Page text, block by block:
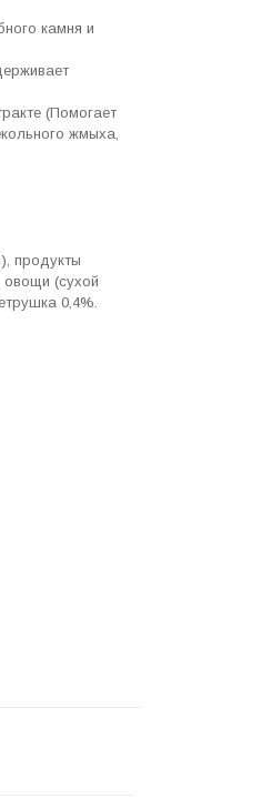
камня и
(Помогает
жмыха,
продукты
овощи (сухой
0,4%.